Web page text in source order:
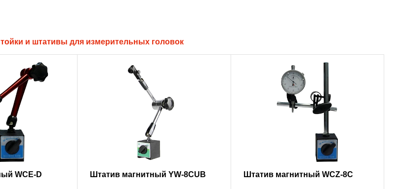
и штативы для измерительных головок
WCE-D Штатив магнитный YW-8CUB Штатив магнитный WCZ-8C